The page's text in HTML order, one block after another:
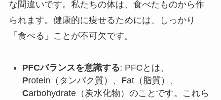
な間違いです。私たちの体は、食べたものから作
られます。健康的に痩せるためには、しっかり
「食べる」ことが不可欠です。
PFCバランスを意識する: PFCとは、
Protein（タンパク質）、 Fat（脂質）、
Carbohydrate（炭水化物）のことです。これら